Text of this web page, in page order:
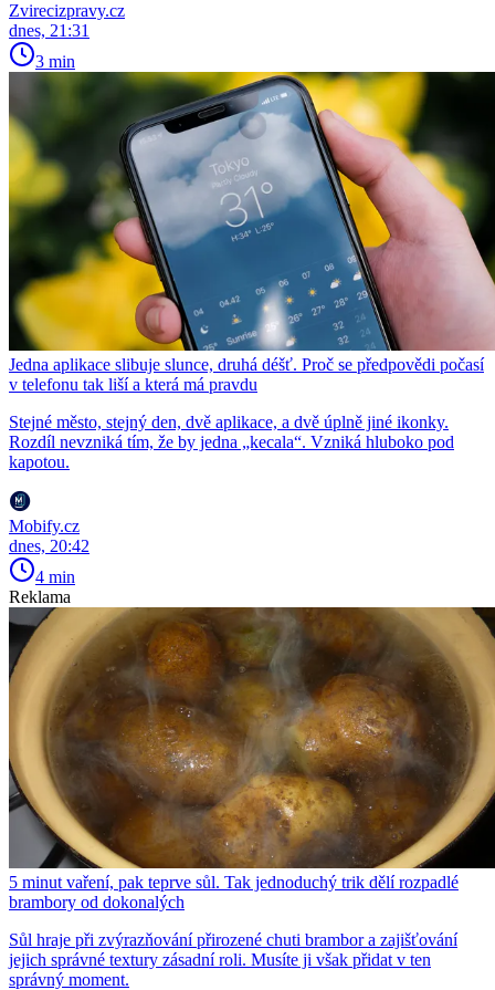
Zvirecizpravy.cz
dnes, 21:31
3 min
Jedna aplikace slibuje slunce, druhá déšť. Proč se předpovědi počasí
v telefonu tak liší a která má pravdu
Stejné město, stejný den, dvě aplikace, a dvě úplně jiné ikonky.
Rozdíl nevzniká tím, že by jedna „kecala“. Vzniká hluboko pod
kapotou.
Mobify.cz
dnes, 20:42
4 min
Reklama
5 minut vaření, pak teprve sůl. Tak jednoduchý trik dělí rozpadlé
brambory od dokonalých
Sůl hraje při zvýrazňování přirozené chuti brambor a zajišťování
jejich správné textury zásadní roli. Musíte ji však přidat v ten
správný moment.